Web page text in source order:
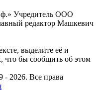
Учредитель ООО
редактор Машкевич
выделите её и
бы сообщить об этом
- 2026. Все права